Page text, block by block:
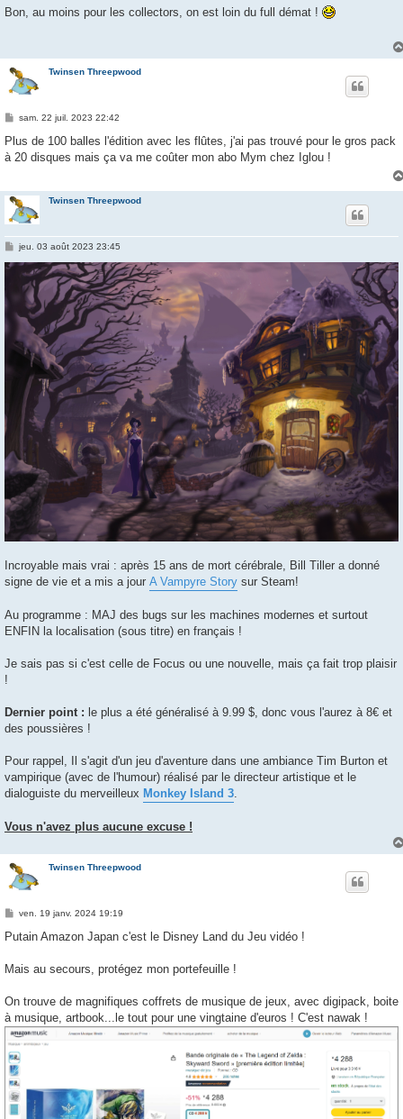
s
Bon, au moins pour les collectors, on est loin du full démat !
Twinsen Threepwood
M
s
a
sam. 22 juil. 2023 22:42
Plus de 100 balles l'édition avec les flûtes, j'ai pas trouvé pour le gros pack
à 20 disques mais ça va me coûter mon abo Mym chez Iglou !
Twinsen Threepwood
M
s
jeu. 03 août 2023 23:45
Incroyable mais vrai : après 15 ans de mort cérébrale, Bill Tiller a donné
signe de vie et a mis a jour A Vampyre Story sur Steam!
Au programme : MAJ des bugs sur les machines modernes et surtout
ENFIN la localisation (sous titre) en français !
Je sais pas si c'est celle de Focus ou une nouvelle, mais ça fait trop plaisir
!
Dernier point : le plus a été généralisé à 9.99 $, donc vous l'aurez à 8€ et
des poussières !
Pour rappel, Il s'agit d'un jeu d'aventure dans une ambiance Tim Burton et
vampirique (avec de l'humour) réalisé par le directeur artistique et le
dialoguiste du merveilleux Monkey Island 3.
Vous n'avez plus aucune excuse !
Twinsen Threepwood
M
s
g
ven. 19 janv. 2024 19:19
Putain Amazon Japan c'est le Disney Land du Jeu vidéo !
Mais au secours, protégez mon portefeuille !
On trouve de magnifiques coffrets de musique de jeux, avec digipack, boite
à musique, artbook...le tout pour une vingtaine d'euros ! C'est nawak !